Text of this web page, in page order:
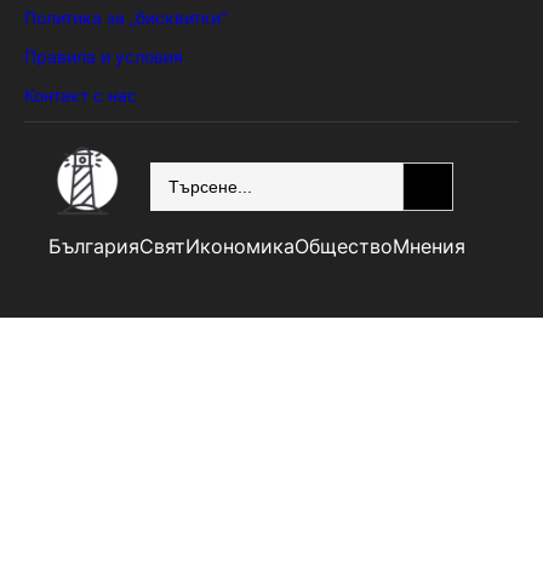
Политика за „бисквитки“
Правила и условия
Контакт с нас
БългарияСвятИкономикаОбществоМнения